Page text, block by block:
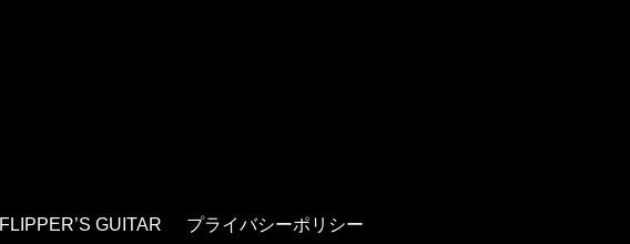
FLIPPER’S GUITAR プライバシーポリシー